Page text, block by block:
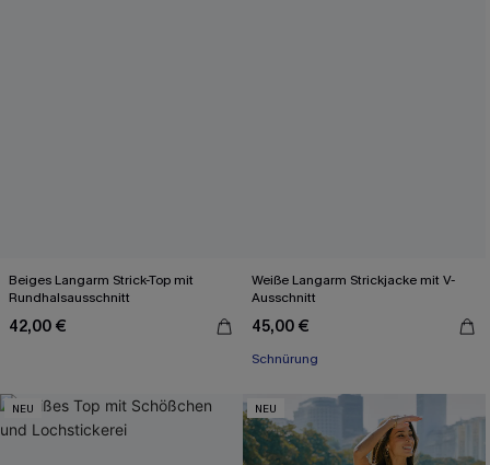
Beiges Langarm Strick-Top mit
Rundhalsausschnitt
42,00 €
Weiße Langarm Strickjacke mit V-
Ausschnitt
45,00 €
Schnürung
NEU NEU